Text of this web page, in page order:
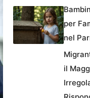
per
nel
il